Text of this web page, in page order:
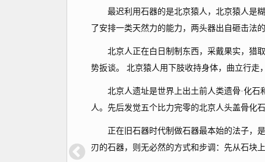
最迟利用石器的是北京猿人，北京猿人是糊
了安排一类天然力的能力，两头器出自砸击法
北京人正在白日制制东西，采戴果实，猎取
势扳谈。 北京猿人用下肢收持身体，曲立行走
北京人遗址是世界上出土前人类遗骨·化石
人。先后发觉五个比力完零的北京人头盖骨化
正在旧石器时代制做石器最本始的法子，是
刃的石器，则无必然的方式和步调：先从石块